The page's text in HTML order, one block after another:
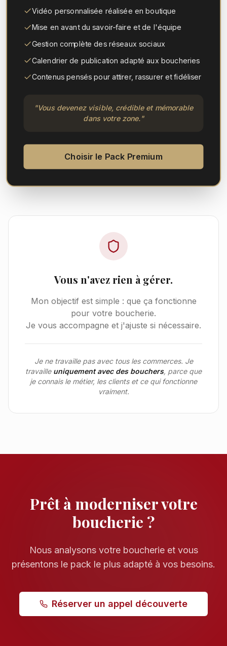
Vidéo personnalisée réalisée en boutique
Mise en avant du savoir-faire et de l'équipe
Gestion complète des réseaux sociaux
Calendrier de publication adapté aux boucheries
Contenus pensés pour attirer, rassurer et fidéliser
"Vous devenez visible, crédible et mémorable
dans votre zone."
Choisir le Pack Premium
Vous n'avez rien à gérer.
Mon objectif est simple : que ça fonctionne
pour votre boucherie.
Je vous accompagne et j'ajuste si nécessaire.
Je ne travaille pas avec tous les commerces. Je
travaille uniquement avec des bouchers, parce que
je connais le métier, les clients et ce qui fonctionne
vraiment.
Prêt à moderniser votre
boucherie ?
Nous analysons votre boucherie et vous
présentons le pack le plus adapté à vos besoins.
Réserver un appel découverte